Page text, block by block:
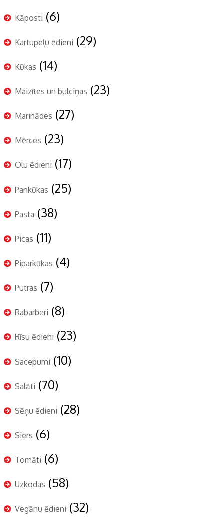
Kāposti (6)
Kartupeļu ēdieni (29)
Kūkas (14)
Maizītes un bulciņas (23)
Marinādes (27)
Mērces (23)
Olu ēdieni (17)
Pankūkas (25)
Pasta (38)
Picas (11)
Piparkūkas (4)
Putras (7)
Rabarberi (8)
Rīsu ēdieni (23)
Sacepumi (10)
Salāti (70)
Sēņu ēdieni (28)
Siers (6)
Tomāti (6)
Uzkodas (58)
Vegānu ēdieni (32)